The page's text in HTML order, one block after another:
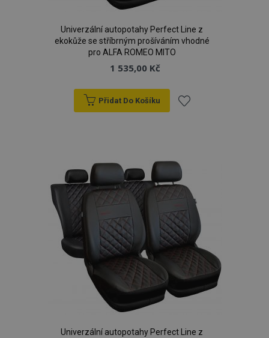
Univerzální autopotahy Perfect Line z
ekokůže se stříbrným prošíváním vhodné
pro ALFA ROMEO MITO
1 535,00 Kč
Přidat Do Košíku
oblíbeným
Univerzální autopotahy Perfect Line z